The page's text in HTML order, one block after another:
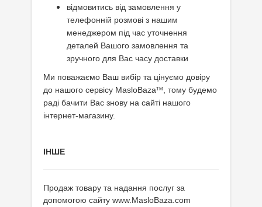
відмовитись від замовлення у
телефонній розмові з нашим
менеджером під час уточнення
деталей Вашого замовлення та
зручного для Вас часу доставки
Ми поважаємо Ваш вибір та цінуємо довіру
до нашого сервісу MasloBazaTM
, тому будемо
раді бачити Вас знову на сайті нашого
інтернет-магазину.
ІНШЕ
Продаж товару та надання послуг за
допомогою сайту www.MasloBaza.com